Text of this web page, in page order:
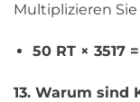
Multiplizieren Sie
50 RT × 3517
13. Warum sind